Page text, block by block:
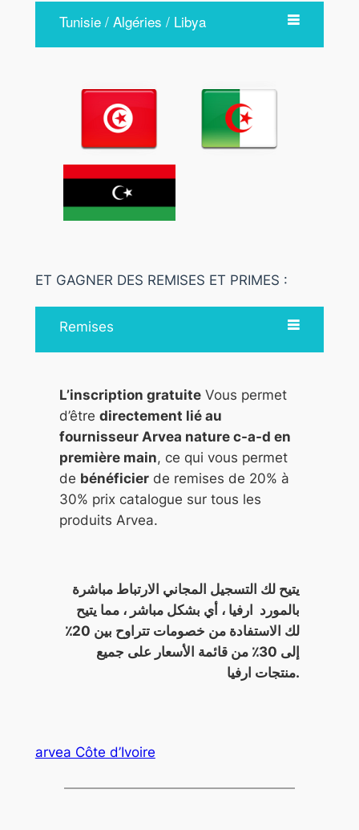
Tunisie / Algéries / Libya
ET GAGNER DES REMISES ET PRIMES :
Remises
L’inscription gratuiteVous permet
d’être directement lié au
fournisseur Arvea nature c-a-d en
première main, ce qui vous permet
de bénéficierde remises de 20% à
30% prix catalogue sur tous les
produits Arvea.
يتيح لك التسجيل المجاني الارتباط مباشرة
بالمورد ارفيا ، أي بشكل مباشر ، مما يتيح
لك الاستفادة من خصومات تتراوح بين 20٪
إلى 30٪ من قائمة الأسعار على جميع
منتجات ارفيا.
arvea Côte d’Ivoire